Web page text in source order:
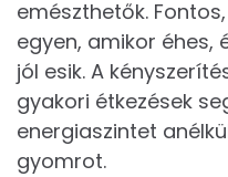
emészthetők.
egyen, amikor éhes,
jól esik. A
gyakori étkezések
energiaszintet
gyomrot.